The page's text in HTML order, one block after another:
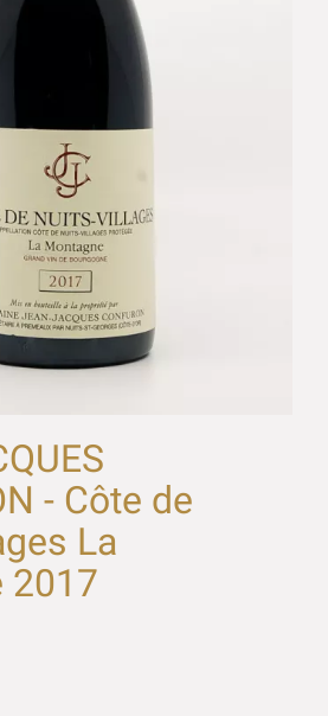
- Côte de
La
2017